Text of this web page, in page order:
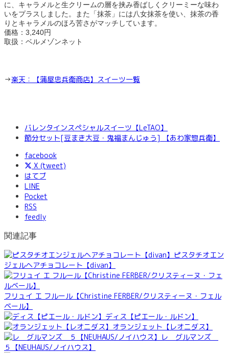
に、キャラメルと生クリームの層を挟み香ばしくクリーミーな味わ
いをプラスしました。また「抹茶」には八女抹茶を使い、抹茶の香
りとキャラメルのほろ苦さがマッチしています。
価格：3,240円
取扱：ベルメゾンネット
→楽天：【蒲屋忠兵衛商店】スイーツ一覧
バレンタインスペシャルスイーツ【LeTAO】
節分セット[豆まき大豆・鬼福まんじゅう] 【あわ家惣兵衛】
facebook
X (tweet)
はてブ
LINE
Pocket
RSS
feedly
関連記事
ピスタチオエン
ジェルヘアチョコレート【divan】
フリュイ エ フルール【Christine FERBER/クリスティーヌ・フェル
ベール】
ディス【ピエール・ルドン】
オランジェット【レオニダス】
レ グルマンズ
５【NEUHAUS/ノイハウス】